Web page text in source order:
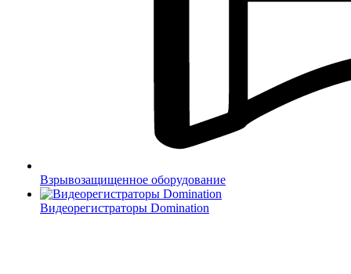
Взрывозащищенное оборудование
Видеорегистраторы Domination